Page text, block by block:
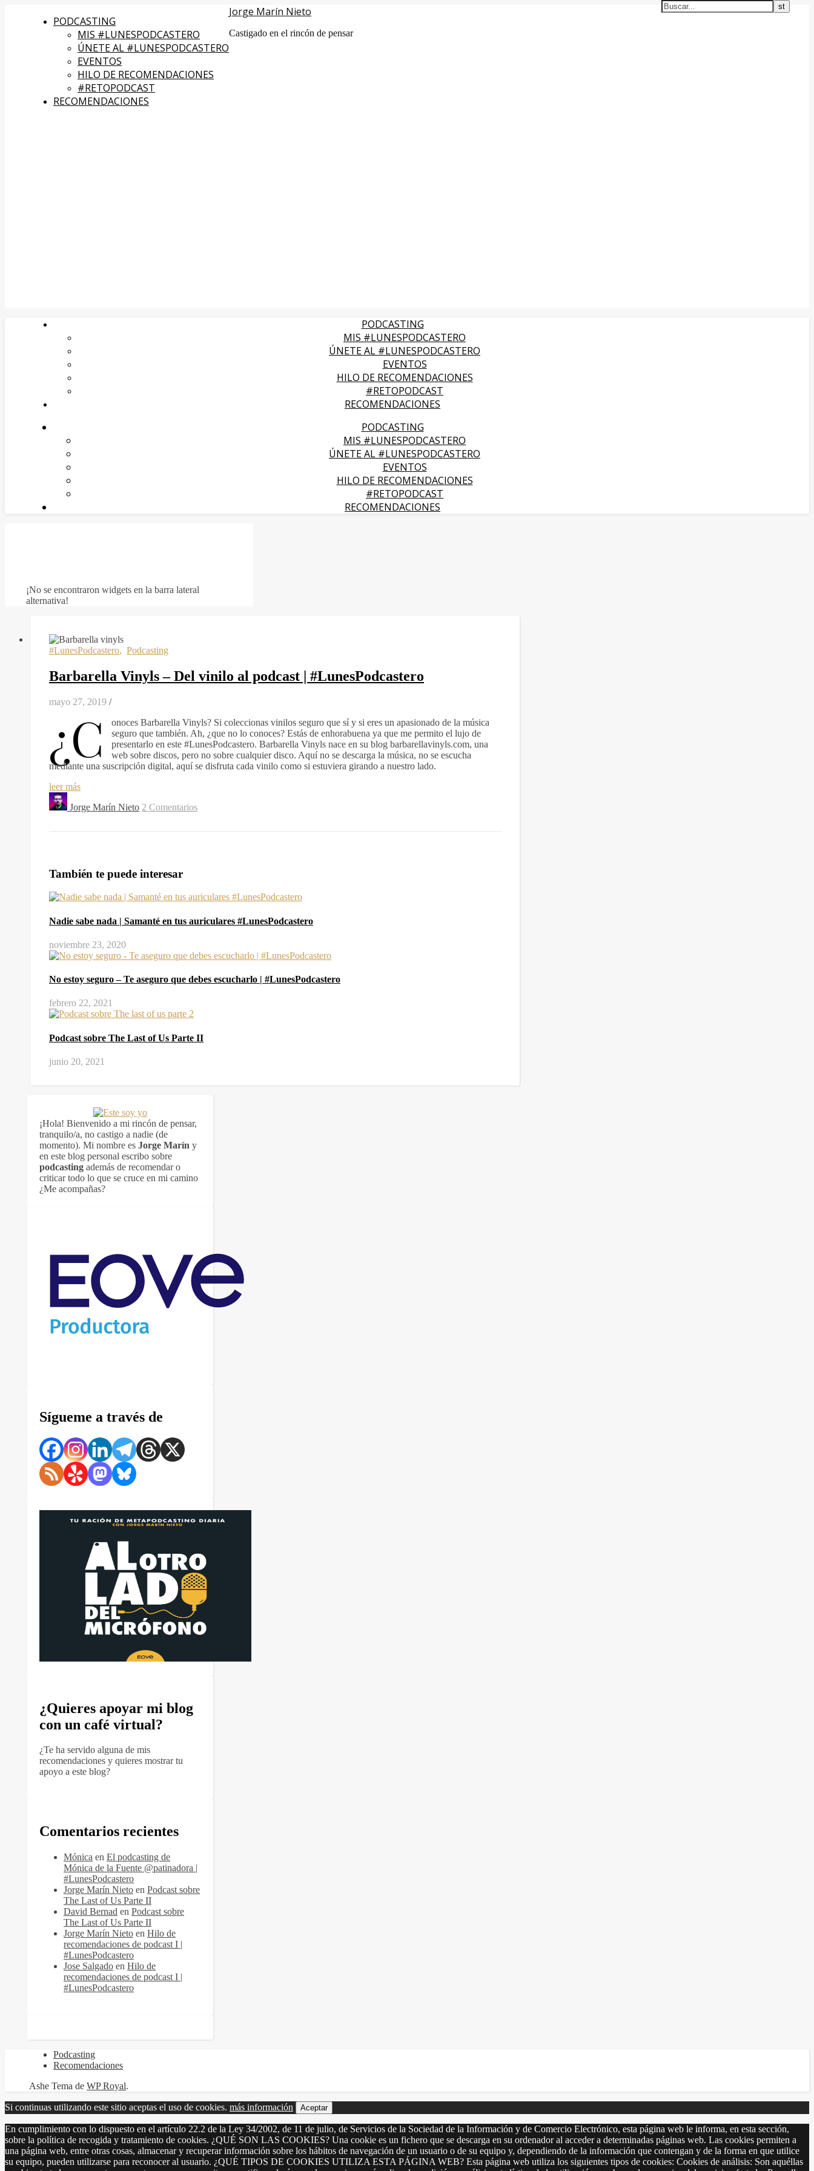
PODCASTING
MIS #LUNESPODCASTERO
ÚNETE AL #LUNESPODCASTERO
EVENTOS
HILO DE RECOMENDACIONES
#RETOPODCAST
RECOMENDACIONES
Jorge Marín Nieto
Castigado en el rincón de pensar
PODCASTING
MIS #LUNESPODCASTERO
ÚNETE AL #LUNESPODCASTERO
EVENTOS
HILO DE RECOMENDACIONES
#RETOPODCAST
RECOMENDACIONES
PODCASTING
MIS #LUNESPODCASTERO
ÚNETE AL #LUNESPODCASTERO
EVENTOS
HILO DE RECOMENDACIONES
#RETOPODCAST
RECOMENDACIONES
¡No se encontraron widgets en la barra lateral
alternativa!
#LunesPodcastero, Podcasting
Barbarella Vinyls – Del vinilo al podcast | #LunesPodcastero
mayo 27, 2019 /
¿C
onoces Barbarella Vinyls? Si coleccionas vinilos seguro que sí y si eres un apasionado de la música
seguro que también. Ah, ¿que no lo conoces? Estás de enhorabuena ya que me permito el lujo de
presentarlo en este #LunesPodcastero. Barbarella Vinyls nace en su blog barbarellavinyls.com, una
web sobre discos, pero no sobre cualquier disco. Aquí no se descarga la música, no se escucha
mediante una suscripción digital, aquí se disfruta cada vinilo como si estuviera girando a nuestro lado.
leer más
Jorge Marín Nieto 2 Comentarios
También te puede interesar
Nadie sabe nada | Samanté en tus auriculares #LunesPodcastero
noviembre 23, 2020
No estoy seguro – Te aseguro que debes escucharlo | #LunesPodcastero
febrero 22, 2021
Podcast sobre The Last of Us Parte II
junio 20, 2021
¡Hola! Bienvenido a mi rincón de pensar,
tranquilo/a, no castigo a nadie (de
momento). Mi nombre es Jorge Marín y
en este blog personal escribo sobre
podcasting además de recomendar o
criticar todo lo que se cruce en mi camino
¿Me acompañas?
Sígueme a través de
¿Quieres apoyar mi blog
con un café virtual?
¿Te ha servido alguna de mis
recomendaciones y quieres mostrar tu
apoyo a este blog?
Comentarios recientes
Mónica en El podcasting de
Mónica de la Fuente @patinadora |
#LunesPodcastero
Jorge Marín Nieto en Podcast sobre
The Last of Us Parte II
David Bernad en Podcast sobre
The Last of Us Parte II
Jorge Marín Nieto en Hilo de
recomendaciones de podcast I |
#LunesPodcastero
Jose Salgado en Hilo de
recomendaciones de podcast I |
#LunesPodcastero
Podcasting
Recomendaciones
Ashe Tema de WP Royal.
Si continuas utilizando este sitio aceptas el uso de cookies. más información Aceptar
En cumplimiento con lo dispuesto en el artículo 22.2 de la Ley 34/2002, de 11 de julio, de Servicios de la Sociedad de la Información y de Comercio Electrónico, esta página web le informa, en esta sección,
sobre la política de recogida y tratamiento de cookies. ¿QUÉ SON LAS COOKIES? Una cookie es un fichero que se descarga en su ordenador al acceder a determinadas páginas web. Las cookies permiten a
una página web, entre otras cosas, almacenar y recuperar información sobre los hábitos de navegación de un usuario o de su equipo y, dependiendo de la información que contengan y de la forma en que utilice
su equipo, pueden utilizarse para reconocer al usuario. ¿QUÉ TIPOS DE COOKIES UTILIZA ESTA PÁGINA WEB? Esta página web utiliza los siguientes tipos de cookies: Cookies de análisis: Son aquéllas